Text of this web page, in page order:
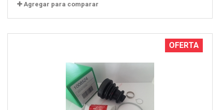
Agregar para comparar
OFERTA